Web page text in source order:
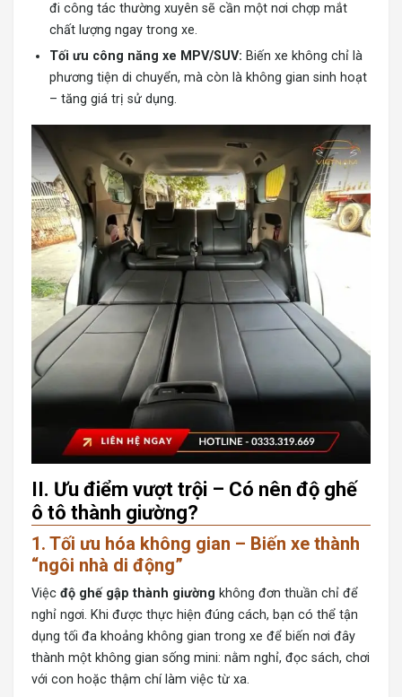
đi công tác thường xuyên sẽ cần một nơi chợp mắt
chất lượng ngay trong xe.
Tối ưu công năng xe MPV/SUV: Biến xe không chỉ là
phương tiện di chuyển, mà còn là không gian sinh hoạt
– tăng giá trị sử dụng.
II. Ưu điểm vượt trội – Có nên độ ghế
ô tô thành giường?
1. Tối ưu hóa không gian – Biến xe thành
“ngôi nhà di động”
Việc độ ghế gập thành giường không đơn thuần chỉ để
nghỉ ngơi. Khi được thực hiện đúng cách, bạn có thể tận
dụng tối đa khoảng không gian trong xe để biến nơi đây
thành một không gian sống mini: nằm nghỉ, đọc sách, chơi
với con hoặc thậm chí làm việc từ xa.